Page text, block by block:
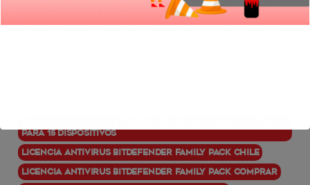
más económica de Chile. Nuestra misión es ofrecer
productos originales a nuestros clientes a precios accesibles
para 15 dispositivos
Licencia Antivirus BitDefender Family Pack Chile
Licencia Antivirus BitDefender Family Pack comprar